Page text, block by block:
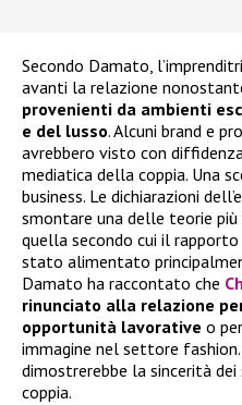
Secondo Damato,
avanti la relazione
provenienti da ambienti
e del lusso. Alcuni brand e
avrebbero visto con
mediatica della coppia. Una
business. Le dichiarazioni
smontare una delle teorie
quella secondo cui il
stato alimentato
Damato ha raccontato che
rinunciato alla relazione
opportunità lavorative o
immagine nel settore
dimostrerebbe la sincerità
coppia.